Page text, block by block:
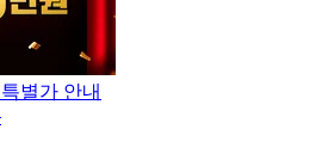
별가 안내